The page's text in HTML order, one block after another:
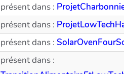
présent dans :
présent dans :
présent dans :
présent dans :